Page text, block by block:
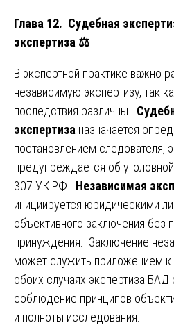
Глава 12. Судебная
экспертиза ⚖️
В экспертной практике важно
независимую экспертизу, так
последствия различны.
экспертиза назначается
постановлением следователя,
предупреждается об
307 УК РФ. Независимая
инициируется юридическими
объективного заключения без
принуждения. Заключение
может служить приложением к
обоих случаях экспертиза БАД
соблюдение принципов
и полноты исследования.